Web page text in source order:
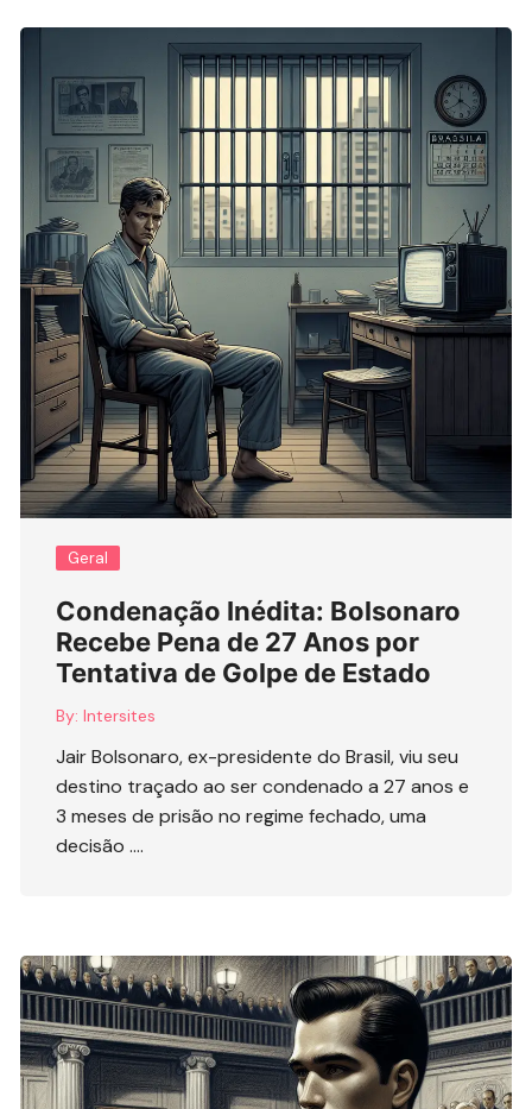
Geral
Condenação Inédita: Bolsonaro
Recebe Pena de 27 Anos por
Tentativa de Golpe de Estado
By: Intersites
Jair Bolsonaro, ex-presidente do Brasil, viu seu
destino traçado ao ser condenado a 27 anos e
3 meses de prisão no regime fechado, uma
decisão ….